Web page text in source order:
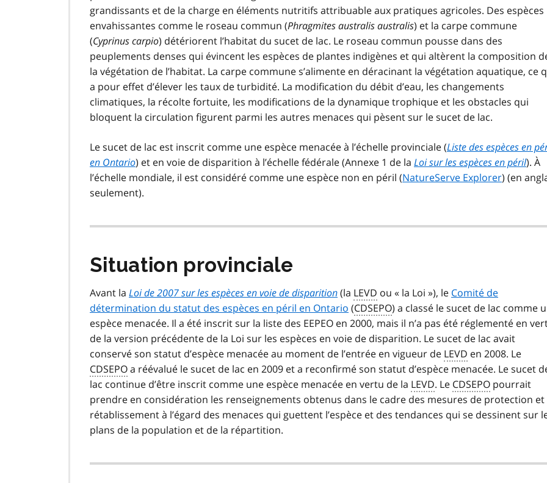
grandissants et de la charge en éléments nutritifs attribuable aux pratiques agricoles. Des espèces
envahissantes comme le roseau commun (Phragmites australis australis) et la carpe commune
(Cyprinus carpio) détériorent l’habitat du sucet de lac. Le roseau commun pousse dans des
peuplements denses qui évincent les espèces de plantes indigènes et qui altèrent la composition
la végétation de l’habitat. La carpe commune s’alimente en déracinant la végétation aquatique, ce
a pour effet d’élever les taux de turbidité. La modification du débit d’eau, les changements
climatiques, la récolte fortuite, les modifications de la dynamique trophique et les obstacles qui
bloquent la circulation figurent parmi les autres menaces qui pèsent sur le sucet de lac.
Le sucet de lac est inscrit comme une espèce menacée à l’échelle provinciale (Liste des espèces en
en Ontario) et en voie de disparition à l’échelle fédérale (Annexe 1 de la Loi sur les espèces en péril). À
l’échelle mondiale, il est considéré comme une espèce non en péril (NatureServe Explorer) (en
seulement).
Situation provinciale
Avant la Loi de 2007 sur les espèces en voie de disparition(la LEVD ou « la Loi »), le Comité de
détermination du statut des espèces en péril en Ontario (CDSEPO) a classé le sucet de lac comme
espèce menacée. Il a été inscrit sur la liste des EEPEO en 2000, mais il n’a pas été réglementé en
de la version précédente de la Loi sur les espèces en voie de disparition. Le sucet de lac avait
conservé son statut d’espèce menacée au moment de l’entrée en vigueur de LEVD en 2008. Le
CDSEPOa réévalué le sucet de lac en 2009 et a reconfirmé son statut d’espèce menacée. Le sucet
lac continue d’être inscrit comme une espèce menacée en vertu de la LEVD. Le CDSEPO pourrait
prendre en considération les renseignements obtenus dans le cadre des mesures de protection et
rétablissement à l’égard des menaces qui guettent l’espèce et des tendances qui se dessinent sur
plans de la population et de la répartition.